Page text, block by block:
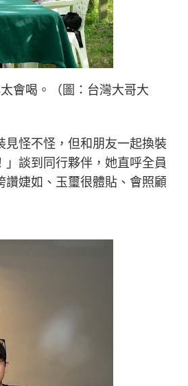
會喝。（圖：台灣大哥大
怪不怪，但和朋友一起換裝
談到同行夥伴，她直呼全員
婕如、玉璽很體貼、會照顧